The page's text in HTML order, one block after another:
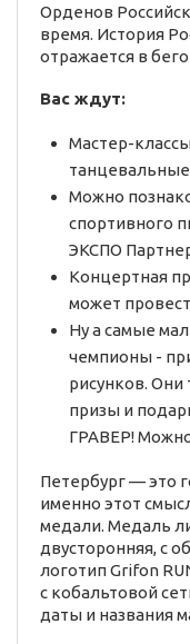
Орденов
время. История
отражается в
Вас ждут:
Мастер-
Можно
спортивного
ЭКСПО
Концертная
может
Ну а самые
чемпионы -
рисунков. Они
призы и
ГРАВЕР!
Петербург — это
именно этот
медали. Медаль
двусторонняя, с
логотип Grifon
с кобальтовой
даты и названия